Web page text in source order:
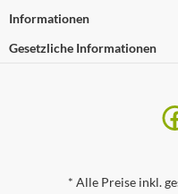
Informationen
Gesetzliche Informationen
* Alle Preise inkl.